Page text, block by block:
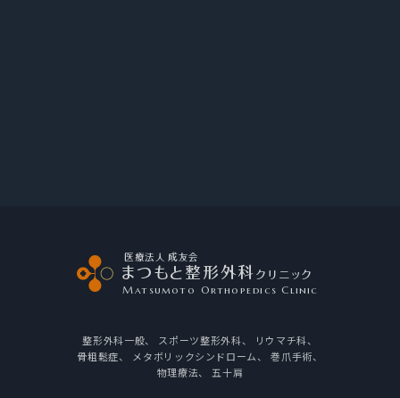
医療法人 成友会
まつもと整形外科 クリニック
Matsumoto Orthopedics Clinic
整形外科一般、 スポーツ整形外科、
リウマチ科、
骨粗鬆症、
メタボリックシンドローム、
巻爪手術、
物理療法、
五十肩